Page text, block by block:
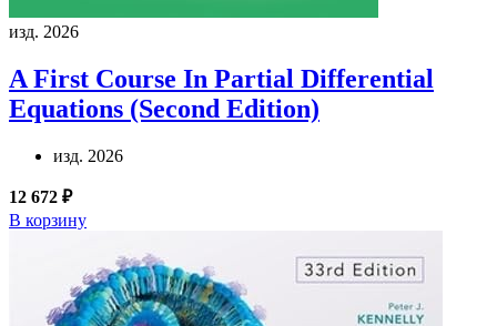
изд. 2026
A First Course In Partial Differential
Equations (Second Edition)
изд. 2026
12 672 ₽
В корзину